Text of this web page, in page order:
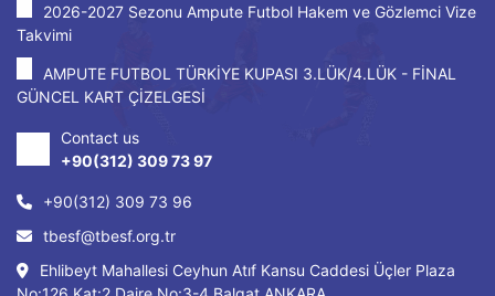
2026-2027 Sezonu Ampute Futbol Hakem ve Gözlemci Vize
Takvimi
AMPUTE FUTBOL TÜRKİYE KUPASI 3.LÜK/4.LÜK - FİNAL
GÜNCEL KART ÇİZELGESİ
Contact us
+90(312) 309 73 97
+90(312) 309 73 96
tbesf@tbesf.org.tr
Ehlibeyt Mahallesi Ceyhun Atıf Kansu Caddesi Üçler Plaza